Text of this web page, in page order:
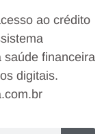
ao crédito
saúde financeira
digitais.